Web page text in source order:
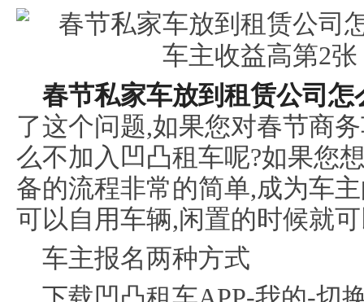
春节私家车放到租赁公司怎
了这个问题,如果您对春节商
么不加入凹凸租车呢?如果您
备的流程非常的简单,成为车
可以自用车辆,闲置的时候就
车主报名两种方式